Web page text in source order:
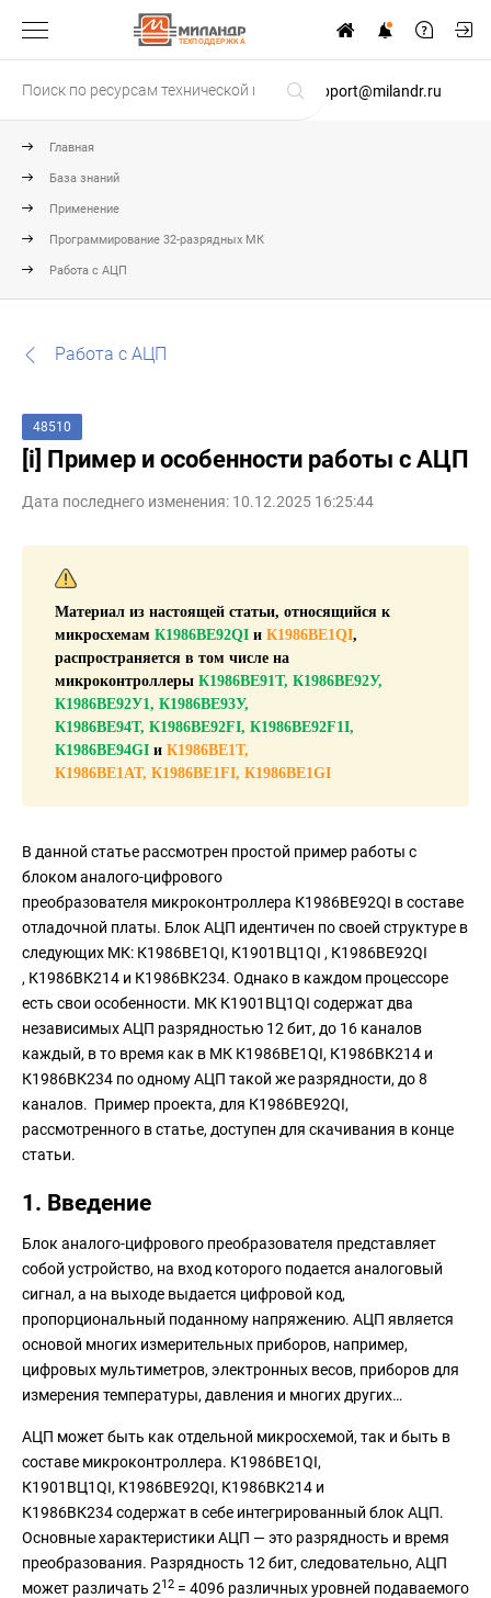
ТЕХПОДДЕРЖКА
support@milandr.ru
Главная
База знаний
Применение
Программирование 32-разрядных МК
Работа с АЦП
Работа с АЦП
48510
[i] Пример и особенности работы с АЦП
Дата последнего изменения: 10.12.2025 16:25:44
Материал из настоящей статьи, относящийся к
микросхемам К1986ВЕ92QI и К1986ВЕ1QI,
распространяется в том числе на
микроконтроллеры К1986ВЕ91Т, К1986ВЕ92У,
К1986ВЕ92У1, К1986ВЕ93У,
К1986ВЕ94Т, К1986ВЕ92FI, К1986ВЕ92F1I,
К1986ВЕ94GI и К1986ВЕ1Т,
К1986ВЕ1АТ, К1986ВЕ1FI, К1986ВЕ1GI
В данной статье рассмотрен простой пример работы с
блоком аналого-цифрового
преобразователя микроконтроллера К1986ВЕ92QI в составе
отладочной платы. Блок АЦП идентичен по своей структуре в
следующих МК: К1986ВЕ1QI, К1901ВЦ1QI , К1986ВЕ92QI
, К1986ВК214 и К1986ВК234. Однако в каждом процессоре
есть свои особенности. МК К1901ВЦ1QI содержат два
независимых АЦП разрядностью 12 бит, до 16 каналов
каждый, в то время как в МК К1986ВЕ1QI, К1986ВК214 и
К1986ВК234 по одному АЦП такой же разрядности, до 8
каналов. Пример проекта, для К1986ВЕ92QI,
рассмотренного в статье, доступен для скачивания в конце
статьи.
1. Введение
Блок аналого-цифрового преобразователя представляет
собой устройство, на вход которого подается аналоговый
сигнал, а на выходе выдается цифровой код,
пропорциональный поданному напряжению. АЦП является
основой многих измерительных приборов, например,
цифровых мультиметров, электронных весов, приборов для
измерения температуры, давления и многих других…
АЦП может быть как отдельной микросхемой, так и быть в
составе микроконтроллера. К1986ВЕ1QI,
К1901ВЦ1QI, К1986ВЕ92QI, К1986ВК214 и
К1986ВК234 содержат в себе интегрированный блок АЦП.
Основные характеристики АЦП — это разрядность и время
преобразования. Разрядность 12 бит, следовательно, АЦП
может различать 212 = 4096 различных уровней подаваемого